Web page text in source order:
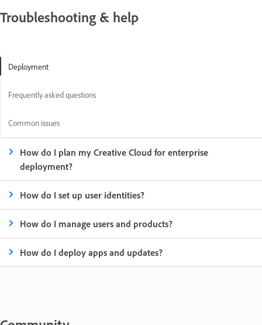
Troubleshooting & help
Deployment
Frequently asked questions
Common issues
How do I plan my Creative Cloud for enterprise
deployment?
How do I set up user identities?
How do I manage users and products?
How do I deploy apps and updates?